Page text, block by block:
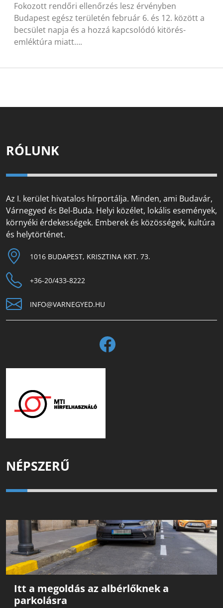
Fokozott rendőri ellenőrzés lesz érvényben
Budapest egész területén február 6. és 12. között a
becsület napja és a hozzá kapcsolódó kitörés-
emléktúra miatt….
RÓLUNK
Az I. kerület hivatalos hírportálja. Minden, ami Budavár,
Várnegyed és Bel-Buda. Helyi közélet, lokális események,
környéki érdekességek. Emberek és közösségek, kultúra
és helytörténet.
1016 BUDAPEST, KRISZTINA KRT. 73.
+36-20/433-8222
INFO@VARNEGYED.HU
NÉPSZERŰ
Itt a megoldás az albérlőknek a
parkolásra